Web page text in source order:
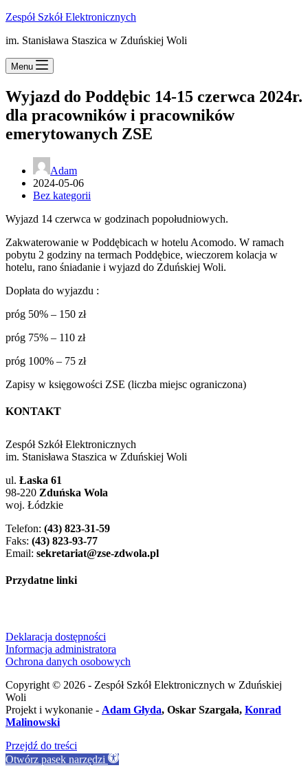
Zespół Szkół Elektronicznych
im. Stanisława Staszica w Zduńskiej Woli
Menu
Wyjazd do Poddębic 14-15 czerwca 2024r.
dla pracowników i pracowników
emerytowanych ZSE
Adam
2024-05-06
Bez kategorii
Wyjazd 14 czerwca w godzinach popołudniowych.
Zakwaterowanie w Poddębicach w hotelu Acomodo. W ramach
pobytu 2 godziny na termach Poddębice, wieczorem kolacja w
hotelu, rano śniadanie i wyjazd do Zduńskiej Woli.
Dopłata do wyjazdu :
próg 50% – 150 zł
próg 75% – 110 zł
próg 100% – 75 zł
Zapisy w księgowości ZSE (liczba miejsc ograniczona)
KONTAKT
Zespół Szkół Elektronicznych
im. Stanisława Staszica w Zduńskiej Woli
ul. Łaska 61
98-220 Zduńska Wola
woj. Łódzkie
Telefon: (43) 823-31-59
Faks: (43) 823-93-77
Email: sekretariat@zse-zdwola.pl
Przydatne linki
Deklaracja dostępności
Informacja administratora
Ochrona danych osobowych
Copyright © 2026 - Zespół Szkół Elektronicznych w Zduńskiej
Woli
Projekt i wykonanie - Adam Głyda, Oskar Szargała, Konrad
Malinowski
Przejdź do treści
Otwórz pasek narzędzi